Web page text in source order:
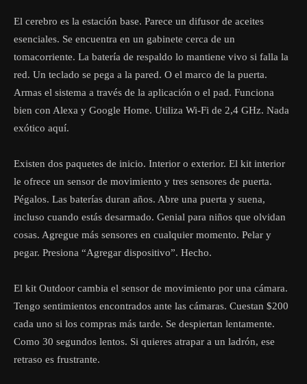
El cerebro es la estación base. Parece un difusor de aceites
esenciales. Se encuentra en un gabinete cerca de un
tomacorriente. La batería de respaldo lo mantiene vivo si falla la
red. Un teclado se pega a la pared. O el marco de la puerta.
Armas el sistema a través de la aplicación o el pad. Funciona
bien con Alexa y Google Home. Utiliza Wi-Fi de 2,4 GHz. Nada
exótico aquí.
Existen dos paquetes de inicio. Interior o exterior. El kit interior
le ofrece un sensor de movimiento y tres sensores de puerta.
Pégalos. Las baterías duran años. Abre una puerta y suena,
incluso cuando estás desarmado. Genial para niños que olvidan
cosas. Agregue más sensores en cualquier momento. Pelar y
pegar. Presiona “Agregar dispositivo”. Hecho.
El kit Outdoor cambia el sensor de movimiento por una cámara.
Tengo sentimientos encontrados ante las cámaras. Cuestan $200
cada uno si los compras más tarde. Se despiertan lentamente.
Como 30 segundos lentos. Si quieres atrapar a un ladrón, ese
retraso es frustrante.